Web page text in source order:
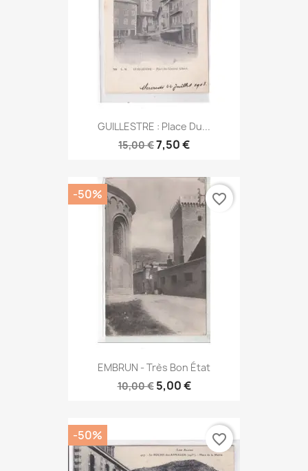
GUILLESTRE : Place Du...
15,00 €7,50 €
EMBRUN - Très Bon État
10,00 € 5,00 €
-50% favorite_border
-50% favorite_border